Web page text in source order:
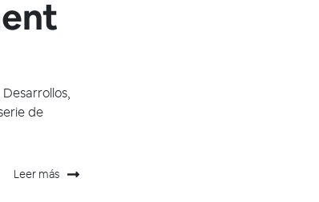
de
Leer más